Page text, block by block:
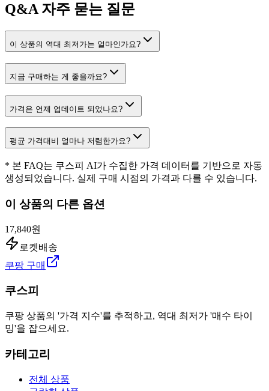
Q&A자주 묻는 질문
이 상품의 역대 최저가는 얼마인가요?
지금 구매하는 게 좋을까요?
가격은 언제 업데이트 되었나요?
평균 가격대비 얼마나 저렴한가요?
* 본 FAQ는 쿠스피 AI가 수집한 가격 데이터를 기반으로 자동
생성되었습니다. 실제 구매 시점의 가격과 다를 수 있습니다.
이 상품의 다른 옵션
17,840원
로켓배송
쿠팡 구매
쿠스피
쿠팡 상품의 '가격 지수'를 추적하고, 역대 최저가 '매수 타이
밍'을 잡으세요.
카테고리
전체 상품